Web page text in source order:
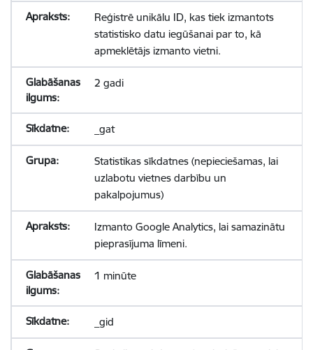
Reģistrē unikālu ID, kas tiek izmantots
statistisko datu iegūšanai par to, kā
apmeklētājs izmanto vietni.
2 gadi
_gat
Statistikas sīkdatnes (nepieciešamas, lai
uzlabotu vietnes darbību un
pakalpojumus)
Izmanto Google Analytics, lai samazinātu
pieprasījuma līmeni.
1 minūte
_gid